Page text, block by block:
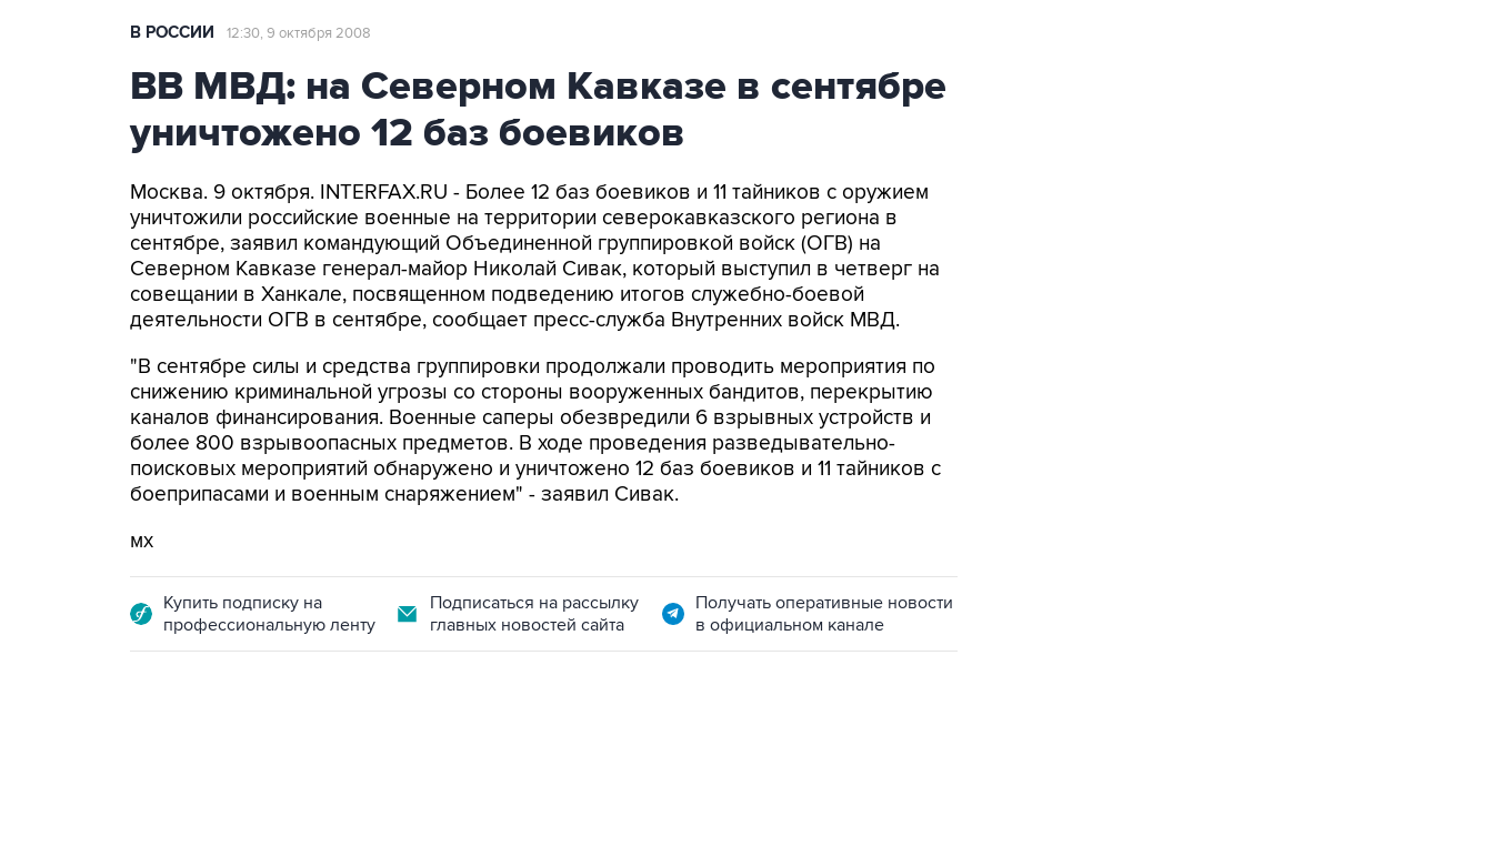
В РОССИИ 12:30, 9 октября 2008
ВВ МВД: на Северном Кавказе в сентябре
уничтожено 12 баз боевиков
Москва. 9 октября. INTERFAX.RU - Более 12 баз боевиков и 11 тайников с оружием
уничтожили российские военные на территории северокавказского региона в
сентябре, заявил командующий Объединенной группировкой войск (ОГВ) на
Северном Кавказе генерал-майор Николай Сивак, который выступил в четверг на
совещании в Ханкале, посвященном подведению итогов служебно-боевой
деятельности ОГВ в сентябре, сообщает пресс-служба Внутренних войск МВД.
"В сентябре силы и средства группировки продолжали проводить мероприятия по
снижению криминальной угрозы со стороны вооруженных бандитов, перекрытию
каналов финансирования. Военные саперы обезвредили 6 взрывных устройств и
более 800 взрывоопасных предметов. В ходе проведения разведывательно-
поисковых мероприятий обнаружено и уничтожено 12 баз боевиков и 11 тайников с
боеприпасами и военным снаряжением" - заявил Сивак.
мх
Купить подписку на
профессиональную ленту
Подписаться на рассылку
главных новостей сайта
Получать оперативные новости
в официальном канале